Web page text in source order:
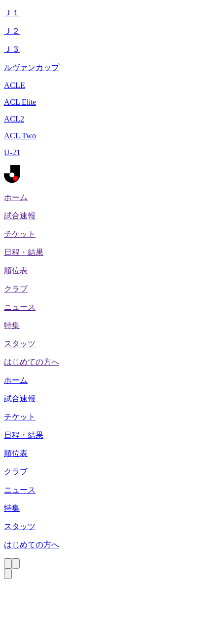
Ｊ１
Ｊ２
Ｊ３
ルヴァンカップ
ACLE
ACL Elite
ACL2
ACL Two
U-21
ホーム
試合速報
チケット
日程・結果
順位表
クラブ
ニュース
特集
スタッツ
はじめての方へ
ホーム
試合速報
チケット
日程・結果
順位表
クラブ
ニュース
特集
スタッツ
はじめての方へ